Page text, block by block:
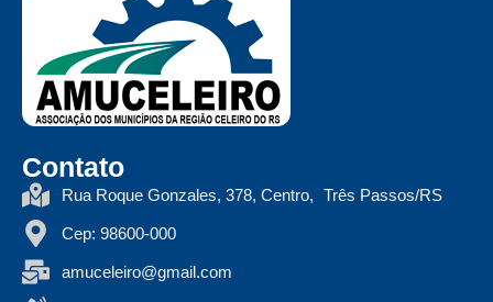
Contato
Rua Roque Gonzales, 378, Centro, Três Passos/RS
Cep: 98600-000
amuceleiro@gmail.com